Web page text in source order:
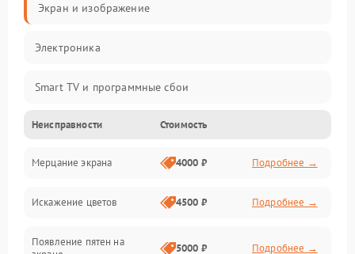
Экран и изображение
Электроника
Smart TV и программные сбои
Питание и запуск
Подсветка и LED-модули
Звук и аудиосистема
Сигнал и приём каналов
Неисправности Стоимость
Мерцание экрана 4000 ₽ Подробнее →
Искажение цветов 4500 ₽ Подробнее →
Появление пятен на
5000 ₽ Подробнее →